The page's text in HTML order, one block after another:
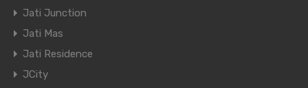
Jati Junction
Jati Mas
Jati Residence
JCity